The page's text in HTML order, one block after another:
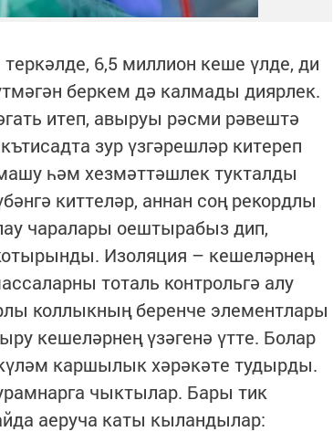
6,5 миллион кеше үлде, ди
беркем дә калмады диярлек.
итеп, авыруы рәсми рәвештә
зур үзгәрешләр китереп
һәм хезмәттәшлек тукталды
киттеләр, аннан соң рекордлы
чаралары оештырабыз дип,
Изоляция – кешеләрнең
тоталь контрольгә алу
коллыкның беренче элементлары
кешеләрнең үзәгенә үтте. Болар
каршылык хәрәкәте тудырды.
чыктылар. Бары тик
аеруча каты кыландылар: